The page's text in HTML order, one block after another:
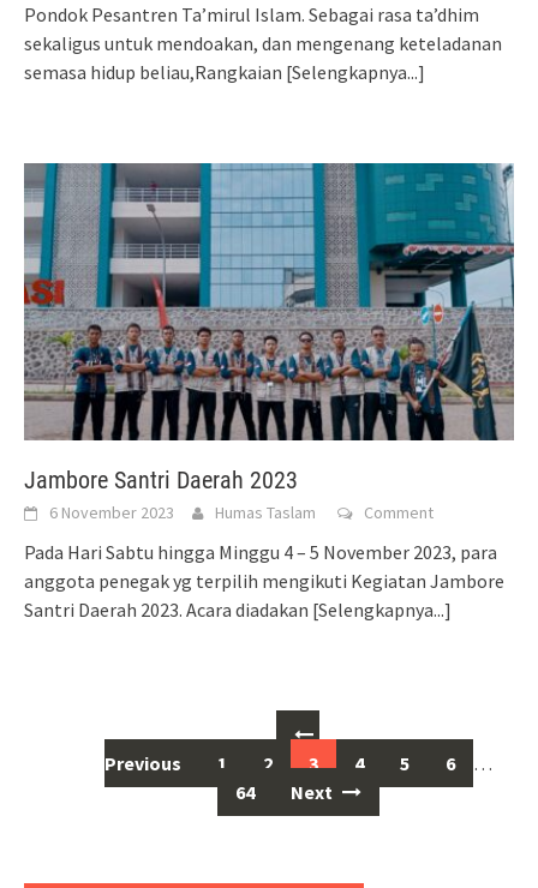
Pondok Pesantren Ta’mirul Islam. Sebagai rasa ta’dhim
sekaligus untuk mendoakan, dan mengenang keteladanan
semasa hidup beliau,Rangkaian [Selengkapnya...]
Jambore Santri Daerah 2023
6 November 2023 Humas Taslam Comment
Pada Hari Sabtu hingga Minggu 4 – 5 November 2023, para
anggota penegak yg terpilih mengikuti Kegiatan Jambore
Santri Daerah 2023. Acara diadakan [Selengkapnya...]
navigationPrevious 1 2 3 4 5 6
…
64
Next